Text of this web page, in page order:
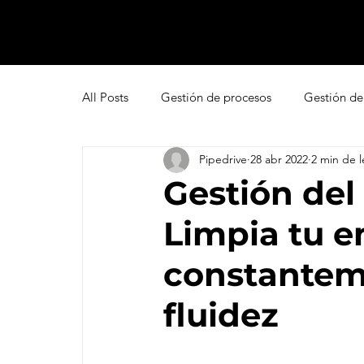
All Posts Gestión de procesos Gestión
Pipedrive Smartsheet Resource
Innovación Liderazgo Freshsales
Gestión de leads Marketing Help
Gestión
Limpia tu
fluidez
Pipedrive 28 abr 2022 2 min de